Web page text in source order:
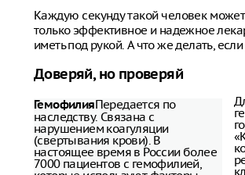
Каждую секунду такой человек
только эффективное и надежное
иметь под рукой. А что же делать,
Доверяй, но проверяй
ГемофилияПередается по
наследству. Связана с
нарушением коагуляции
(свертывания крови). В
настоящее время в России более
7000 пациентов с гемофилией,